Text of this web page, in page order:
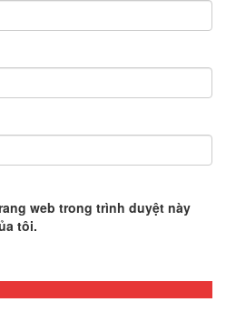
web trong trình duyệt này
tôi.